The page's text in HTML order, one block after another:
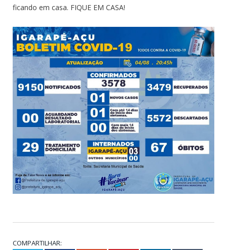
ficando em casa. FIQUE EM CASA!
COMPARTILHAR: